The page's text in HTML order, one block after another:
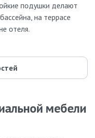
подушки делают
на террасе
отеля.
мебели